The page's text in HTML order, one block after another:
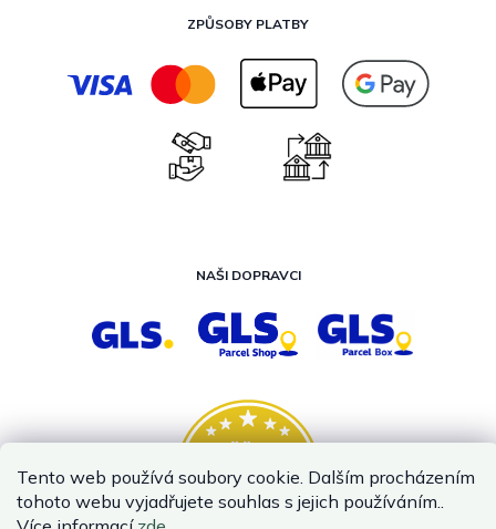
Tento web používá soubory cookie. Dalším procházením
tohoto webu vyjadřujete souhlas s jejich používáním..
ZPŮSOBY PLATBY
NAŠI DOPRAVCI